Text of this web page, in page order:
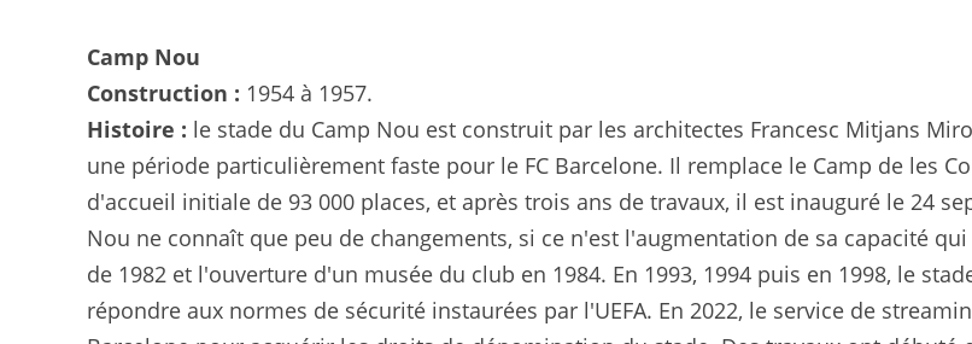
Camp Nou
Construction : 1954 à 1957.
Histoire : le stade du Camp Nou est construit par les architectes Francesc Mitjans
une période particulièrement faste pour le FC Barcelone. Il remplace le Camp de les
d'accueil initiale de 93 000 places, et après trois ans de travaux, il est inauguré le 24
Nou ne connaît que peu de changements, si ce n'est l'augmentation de sa capacité
de 1982 et l'ouverture d'un musée du club en 1984. En 1993, 1994 puis en 1998, le
répondre aux normes de sécurité instaurées par l'UEFA. En 2022, le service de